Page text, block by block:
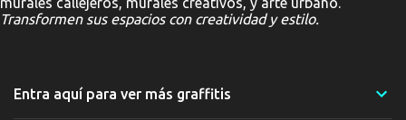
Transformen sus espacios con creatividad y estilo.
Entra aquí para ver más graffitis